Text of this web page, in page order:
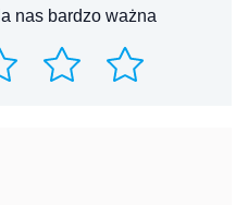
nas bardzo ważna